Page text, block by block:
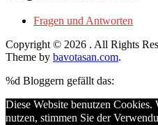
Fragen und Antworten
Copyright © 2026 . All Rights
Theme by bavotasan.com.
%d Bloggern gefällt das:
Diese Website benutzen Cookies.
nutzen, stimmen Sie der